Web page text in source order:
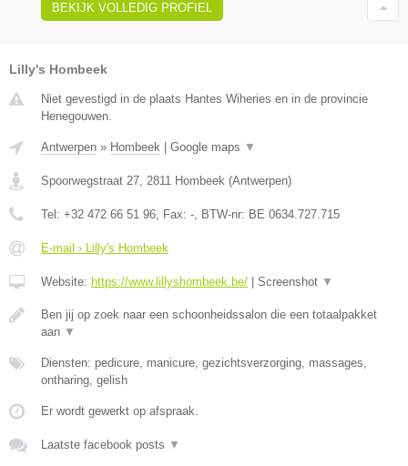
BEKIJK VOLLEDIG PROFIEL
Lilly's Hombeek
Niet gevestigd in de plaats Hantes Wiheries en in de provincie
Henegouwen.
Antwerpen » Hombeek Google maps ▼
Spoorwegstraat 27, 2811 Hombeek (Antwerpen)
Tel: +32 472 66 51 96, Fax: -, BTW-nr: BE 0634.727.715
E-mail › Lilly's Hombeek
Website: https://www.lillyshombeek.be/ Screenshot ▼
Ben jij op zoek naar een schoonheidssalon die een totaalpakket
aan ▼
Diensten: pedicure, manicure, gezichtsverzorging, massages,
ontharing, gelish
Er wordt gewerkt op afspraak.
Laatste facebook posts ▼